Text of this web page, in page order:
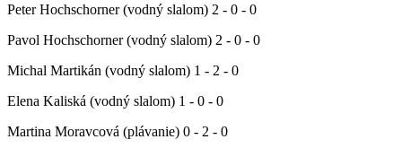
Peter Hochschorner (vodný slalom) 2 - 0 - 0
Pavol Hochschorner (vodný slalom) 2 - 0 - 0
Michal Martikán (vodný slalom) 1 - 2 - 0
Elena Kaliská (vodný slalom) 1 - 0 - 0
Martina Moravcová (plávanie) 0 - 2 - 0